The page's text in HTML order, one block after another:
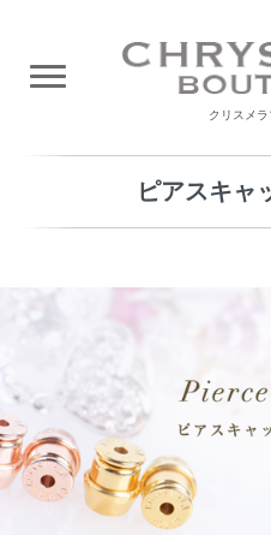
クリスメ
ピアスキャ